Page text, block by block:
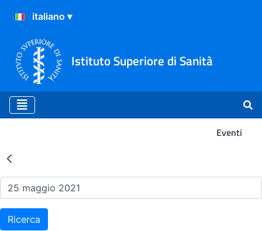
Istituto Superiore di Sanità
Eventi
Risultati della Ricerca -
Ricerca